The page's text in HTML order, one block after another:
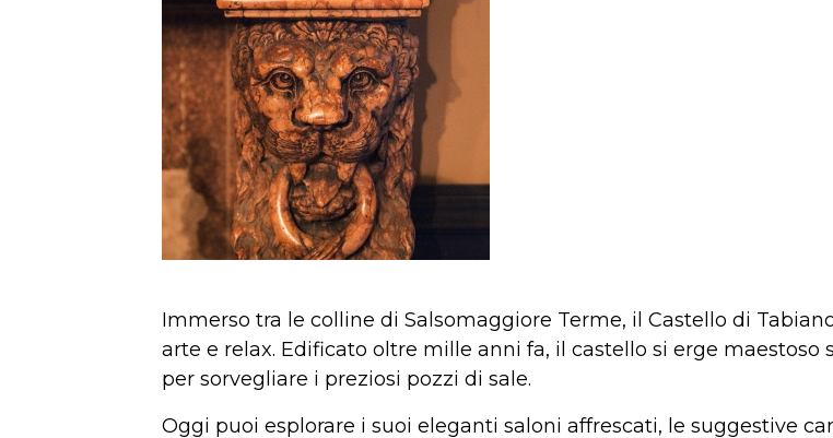
Immerso tra le colline di Salsomaggiore Terme, il Castello di
arte e relax. Edificato oltre mille anni fa, il castello si erge
per sorvegliare i preziosi pozzi di sale.
Oggi puoi esplorare i suoi eleganti saloni affrescati, le suggestive